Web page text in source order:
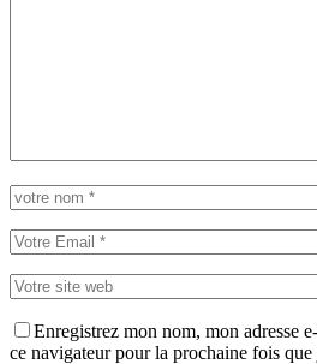
Enregistrez mon nom, mon adresse
ce navigateur pour la prochaine fois que